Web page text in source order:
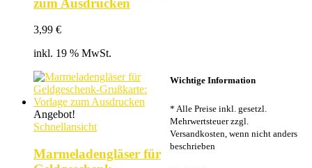
3,99 €
inkl. 19 % MwSt.
Angebot!
Schnellansicht
Marmeladengläser für
Wichtige Information
* Alle Preise inkl. gesetzl.
Mehrwertsteuer zzgl.
Versandkosten, wenn nicht anders
beschrieben